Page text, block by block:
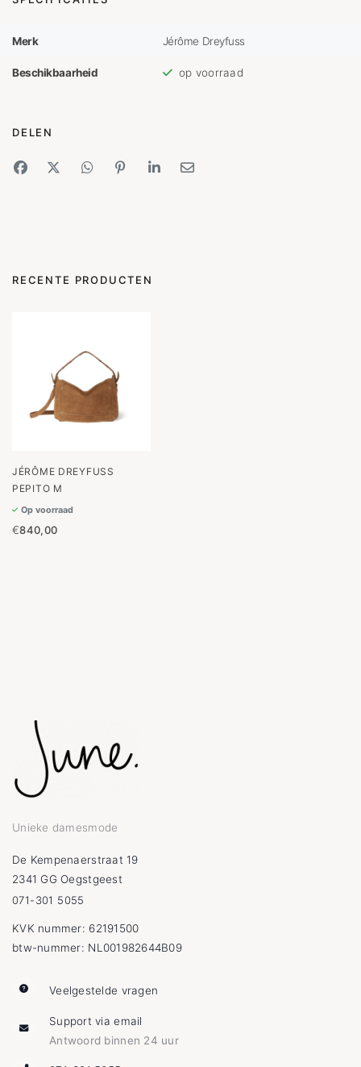
Merk Jérôme Dreyfuss
Beschikbaarheid op voorraad
DELEN
RECENTE PRODUCTEN
JÉRÔME DREYFUSS
PEPITO M
Op voorraad
€840,00
Unieke damesmode
De Kempenaerstraat 19
2341 GG Oegstgeest
071-301 5055
KVK nummer: 62191500
btw-nummer: NL001982644B09
Veelgestelde vragen
Support via email
Antwoord binnen 24 uur